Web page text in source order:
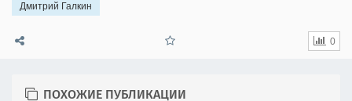
Дмитрий Галкин
0
ПОХОЖИЕ ПУБЛИКАЦИИ